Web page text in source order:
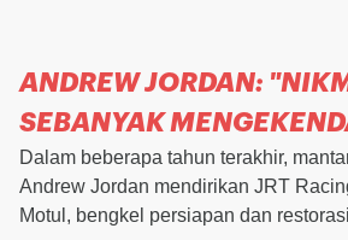
ANDREW JORDAN:
SEBANYAK
Dalam beberapa tahun terakhir,
Andrew Jordan mendirikan JRT
Motul, bengkel persiapan dan